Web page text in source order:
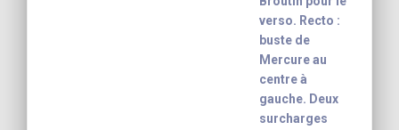
verso. Recto :
buste de
Mercure au
centre à
gauche. Deux
surcharges